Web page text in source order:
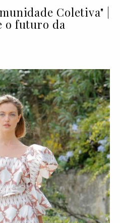
Coletiva" |
o futuro da